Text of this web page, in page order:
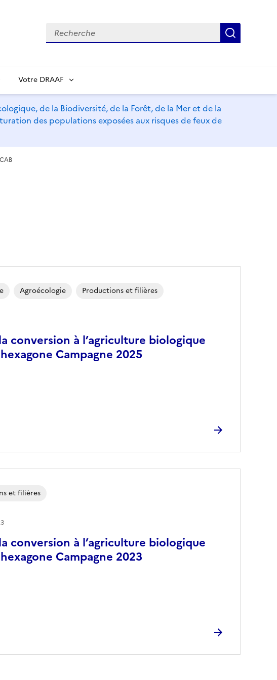
Recherche
Votre DRAAF
de la Biodiversité, de la Forêt, de la Mer et de la
des populations exposées aux risques de feux de
conversion à l’agriculture biologique
Campagne 2025
Agroécologie Productions et filières
conversion à l’agriculture biologique
Campagne 2023
et filières